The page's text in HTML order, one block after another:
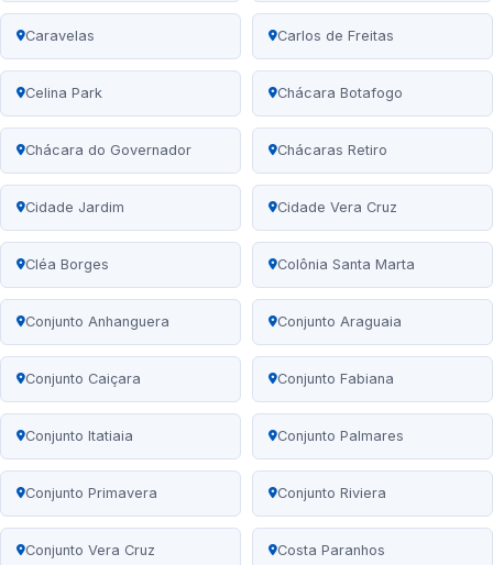
Caravelas Carlos de Freitas
Celina Park Chácara Botafogo
Chácara do Governador Chácaras Retiro
Cidade Jardim Cidade Vera Cruz
Cléa Borges Colônia Santa Marta
Conjunto Anhanguera Conjunto Araguaia
Conjunto Caiçara Conjunto Fabiana
Conjunto Itatiaia Conjunto Palmares
Conjunto Primavera Conjunto Riviera
Conjunto Vera Cruz Costa Paranhos